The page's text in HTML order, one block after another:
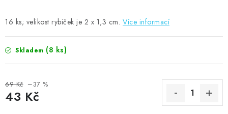
16 ks; velikost rybiček je 2 x 1,3 cm. Více informací
Skladem (8 ks)
69 Kč –37 %
43 Kč